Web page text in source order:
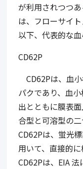
が利用されつつ
は、フローサイ
以下、代表的な
CD62P
CD62Pは、血
パクであり、血
出とともに膜表
合型と可溶型の
CD62Pは、蛍光
用いて、直接的
CD62Pは、EIA 法